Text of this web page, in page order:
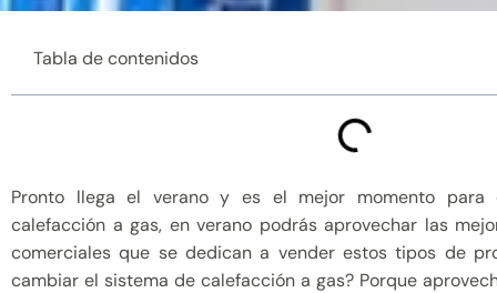
Tabla de contenidos
Pronto llega el verano y es el mejor momento para
calefacción a gas, en verano podrás aprovechar las
comerciales que se dedican a vender estos tipos de
cambiar el sistema de calefacción a gas? Porque